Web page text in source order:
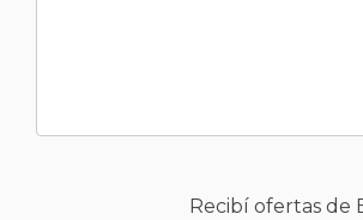
Recibí ofertas de